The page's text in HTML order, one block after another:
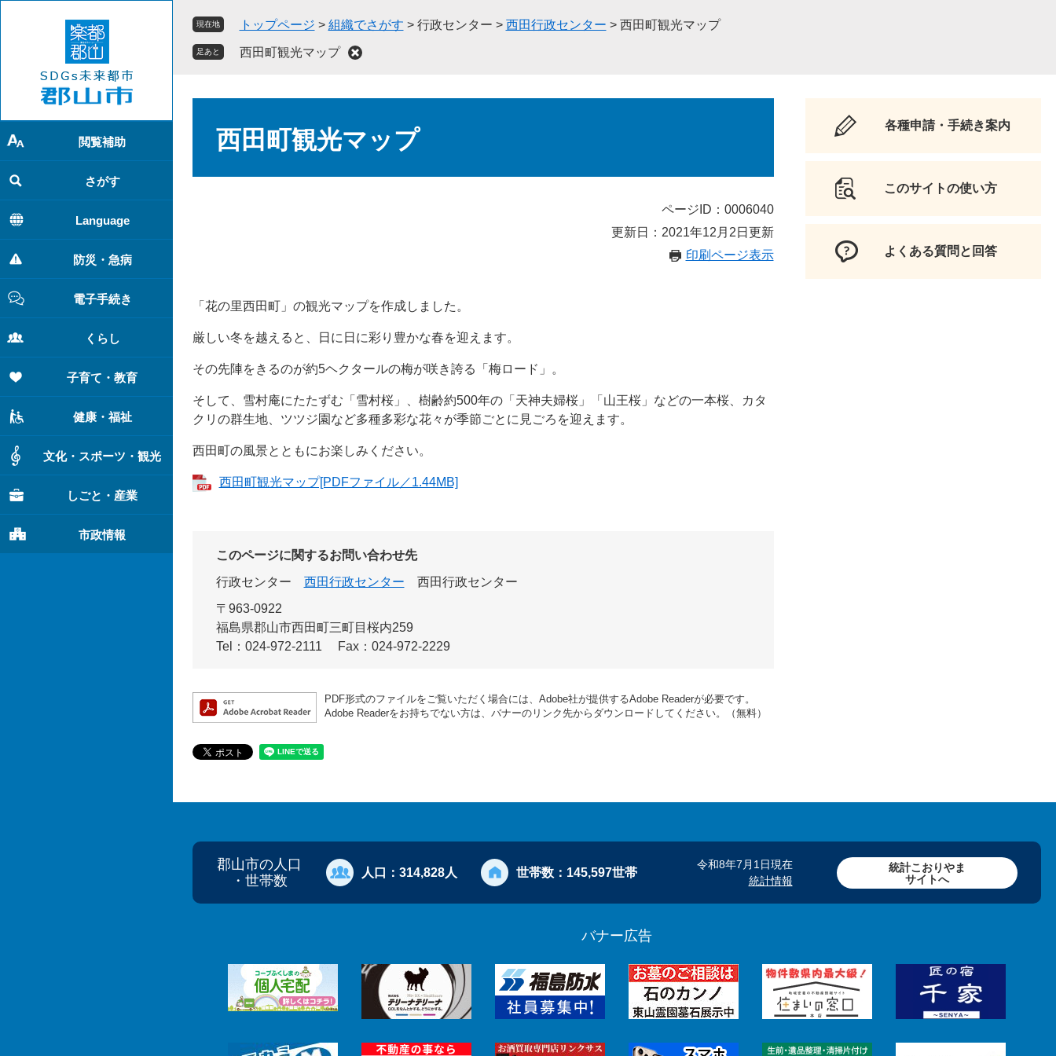
で
す
。
ば
し
て
本
文
へ
閲覧補助
さがす
Language
防災・急病
電子手続き
くらし
子育て・教育
健康・福祉
文化・スポーツ・観光
しごと・産業
市政情報
現在地 トップページ > 組織でさがす > 行政センター > 西田行政センター > 西田町観光マップ
足あと 西田町観光マップ
西田町観光マップ
ページID：0006040
更新日：2021年12月2日更新
印刷ページ表示
「花の里西田町」の観光マップを作成しました。
厳しい冬を越えると、日に日に彩り豊かな春を迎えます。
その先陣をきるのが約5ヘクタールの梅が咲き誇る「梅ロード」。
そして、雪村庵にたたずむ「雪村桜」、樹齢約500年の「天神夫婦桜」「山王桜」などの一本桜、カタ
クリの群生地、ツツジ園など多種多彩な花々が季節ごとに見ごろを迎えます。
西田町の風景とともにお楽しみください。
西田町観光マップ[PDFファイル／1.44MB]
このページに関するお問い合わせ先
行政センター
西田行政センター
西田行政センター
〒963-0922
福島県郡山市西田町三町目桜内259
Tel：024-972-2111
Fax：024-972-2229
PDF形式のファイルをご覧いただく場合には、Adobe社が提供するAdobe Readerが必要です。
Adobe Readerをお持ちでない方は、バナーのリンク先からダウンロードしてください。（無料）
各種申請・手続き案内
このサイトの使い方
よくある質問と回答
郡山市の人口
・世帯数
人口： 314,828人 世帯数： 145,597世帯
令和8年7月1日現在
統計情報
統計こおりやま
サイトへ
バナー広告